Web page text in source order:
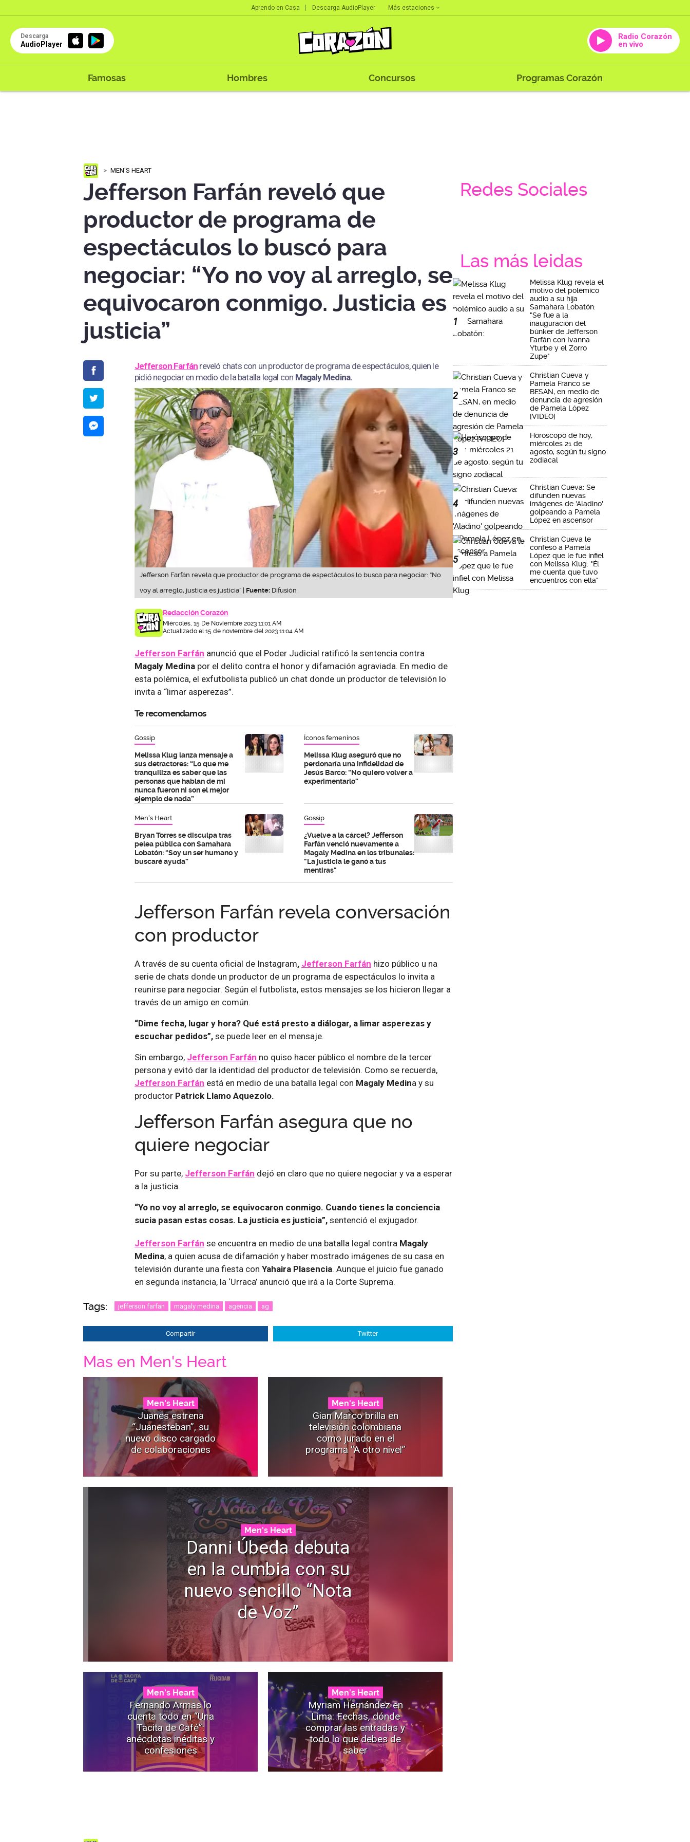
Aprendo en Casa Descarga AudioPlayer Más estaciones
Descarga
AudioPlayer
Radio Corazón
en vivo
Famosas Hombres Concursos Programas Corazón
MEN'S HEART
Jefferson Farfán reveló que
productor de programa de
espectáculos lo buscó para
negociar: “Yo no voy al arreglo, se
equivocaron conmigo. Justicia es
justicia”
Jefferson Farfán reveló chats con un productor de programa de espectáculos, quien le
pidió negociar en medio de la batalla legal con Magaly Medina.
Jefferson Farfán revela que productor de programa de espectáculos lo busca para negociar: “No
voy al arreglo, justicia es justicia” | Fuente: Difusión
Redacción Corazón
Miércoles, 15 De Noviembre 2023 11:01 AM
Actualizado el 15 de noviembre del 2023 11:04 AM
Jefferson Farfán anunció que el Poder Judicial ratificó la sentencia contra
Magaly Medina por el delito contra el honor y difamación agraviada. En medio de
esta polémica, el exfutbolista publicó un chat donde un productor de televisión lo
invita a “limar asperezas”.
Te recomendamos
Gossip
Melissa Klug lanza mensaje a
sus detractores: “Lo que me
tranquiliza es saber que las
personas que hablan de mi
nunca fueron ni son el mejor
ejemplo de nada”
Íconos femeninos
Melissa Klug aseguró que no
perdonaría una infidelidad de
Jesús Barco: “No quiero volver a
experimentarlo”
Men's Heart
Bryan Torres se disculpa tras
pelea pública con Samahara
Lobatón: “Soy un ser humano y
buscaré ayuda”
Gossip
¿Vuelve a la cárcel? Jefferson
Farfán venció nuevamente a
Magaly Medina en los tribunales:
"La justicia le ganó a tus
mentiras"
Jefferson Farfán revela conversación
con productor
A través de su cuenta oficial de Instagram, Jefferson Farfán hizo público u na
serie de chats donde un productor de un programa de espectáculos lo invita a
reunirse para negociar. Según el futbolista, estos mensajes se los hicieron llegar a
través de un amigo en común.
“Dime fecha, lugar y hora? Qué está presto a diálogar, a limar asperezas y
escuchar pedidos”, se puede leer en el mensaje.
Sin embargo, Jefferson Farfán no quiso hacer público el nombre de la tercer
persona y evitó dar la identidad del productor de televisión. Como se recuerda,
Jefferson Farfán está en medio de una batalla legal con Magaly Medina y su
productor Patrick Llamo Aquezolo.
Jefferson Farfán asegura que no
quiere negociar
Por su parte, Jefferson Farfán dejó en claro que no quiere negociar y va a esperar
a la justicia.
“Yo no voy al arreglo, se equivocaron conmigo. Cuando tienes la conciencia
sucia pasan estas cosas. La justicia es justicia”, sentenció el exjugador.
Jefferson Farfán se encuentra en medio de una batalla legal contra Magaly
Medina, a quien acusa de difamación y haber mostrado imágenes de su casa en
televisión durante una fiesta con Yahaira Plasencia. Aunque el juicio fue ganado
en segunda instancia, la ‘Urraca’ anunció que irá a la Corte Suprema.
Tags: jefferson farfan magaly medina agencia ag
Compartir Twitter
Mas en Men's Heart
Men's Heart
Juanes estrena
“Juanesteban”, su
nuevo disco cargado
de colaboraciones
Men's Heart
Gian Marco brilla en
televisión colombiana
como jurado en el
programa “A otro nivel”
Men's Heart
Danni Úbeda debuta
en la cumbia con su
nuevo sencillo “Nota
de Voz”
Men's Heart
Fernando Armas lo
cuenta todo en “Una
Tacita de Café”:
anécdotas inéditas y
confesiones
Men's Heart
Myriam Hernández en
Lima: Fechas, dónde
comprar las entradas y
todo lo que debes de
saber
Redes Sociales
Las más leidas
1
Melissa Klug revela el
motivo del polémico
audio a su hija
Samahara Lobatón:
"Se fue a la
inauguración del
búnker de Jefferson
Farfán con Ivanna
Yturbe y el Zorro
Zupe"
2
Christian Cueva y
Pamela Franco se
BESAN, en medio de
denuncia de agresión
de Pamela López
[VIDEO]
3
Horóscopo de hoy,
miércoles 21 de
agosto, según tu signo
zodiacal
4
Christian Cueva: Se
difunden nuevas
imágenes de 'Aladino'
golpeando a Pamela
López en ascensor
5
Christian Cueva le
confesó a Pamela
López que le fue infiel
con Melissa Klug: "Él
me cuenta que tuvo
encuentros con ella"